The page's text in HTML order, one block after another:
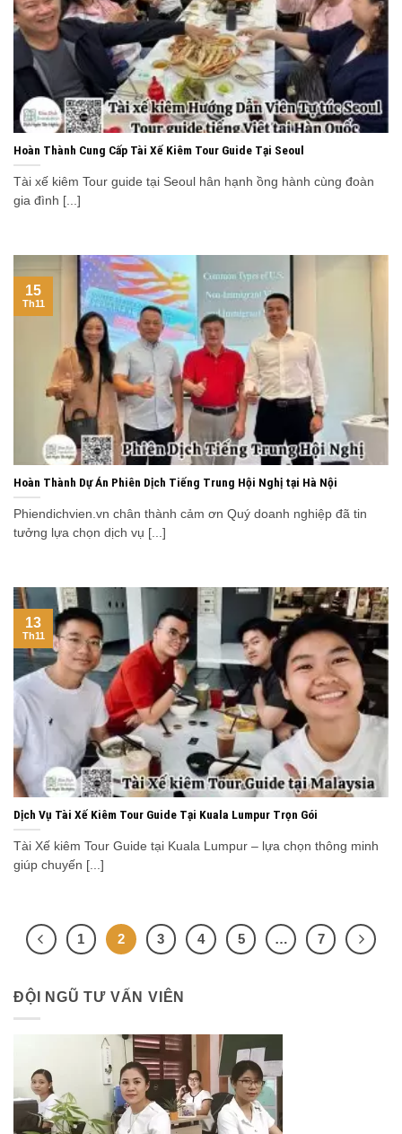
Hoàn Thành Cung Cấp Tài Xế Kiêm Tour Guide Tại Seoul
Tài xế kiêm Tour guide tại Seoul hân hạnh ồng hành cùng đoàn
gia đình [...]
Hoàn Thành Dự Án Phiên Dịch Tiếng Trung Hội Nghị tại Hà Nội
Phiendichvien.vn chân thành cảm ơn Quý doanh nghiệp đã tin
tưởng lựa chọn dịch vụ [...]
15
Th11
Dịch Vụ Tài Xế Kiêm Tour Guide Tại Kuala Lumpur Trọn Gói
Tài Xế kiêm Tour Guide tại Kuala Lumpur – lựa chọn thông minh
giúp chuyến [...]
13
Th11
1 2 3 4 5 … 7
ĐỘI NGŨ TƯ VẤN VIÊN